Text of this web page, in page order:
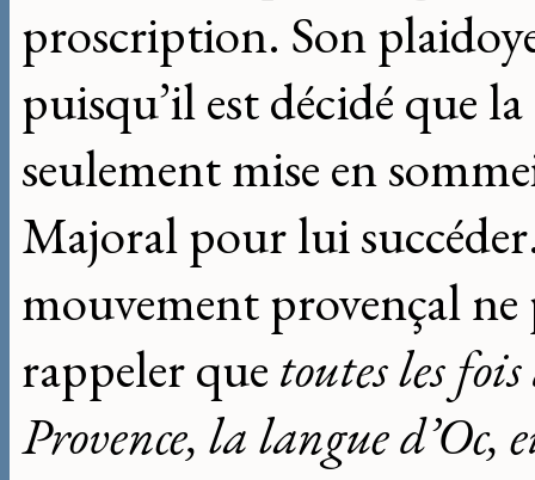
proscription. Son
puisqu’il est décidé que
seulement mise en
Majoral pour lui
mouvement provençal ne
rappeler quetoutes les
Provence, la langue d’Oc,